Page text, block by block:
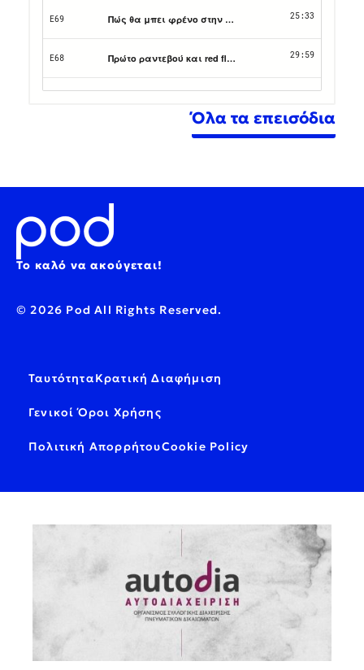
Όλα τα επεισόδια
Το καλό να ακούγεται!
© 2026 Pod All Rights Reserved.
ΤαυτότηταΚρατική Διαφήμιση
Γενικοί Όροι Χρήσης
Πολιτική ΑπορρήτουCookie Policy